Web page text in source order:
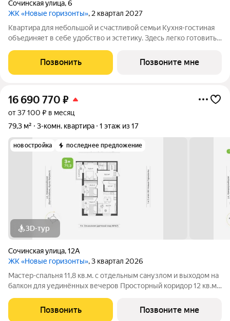
Сочинская улица,6
ЖК «Новые горизонты», 2 квартал 2027
Квартира для небольшой и счастливой семьи Кухня-гостиная
объединяет в себе удобство и эстетику. Здесь легко готовить,
обстановке. Большая площадь даёт возможность зонировать
пространство и
Позвонить Позвоните мне
16 690 770 ₽
от 37 100 ₽ в месяц
79,3 м²
3-комн. квартира 1 этаж из 17
новостройка последнее предложение
3D-тур
Сочинская улица,12А
ЖК «Новые горизонты», 3 квартал 2026
Мастер-спальня 11,8 кв.м. с отдельным санузлом и выходом на
балкон для уединённых вечеров Просторный коридор 12 кв.м.
спальные комнаты с видом на морские бухты Две детские 10,2
кв.м. и 10,8
Позвонить Позвоните мне